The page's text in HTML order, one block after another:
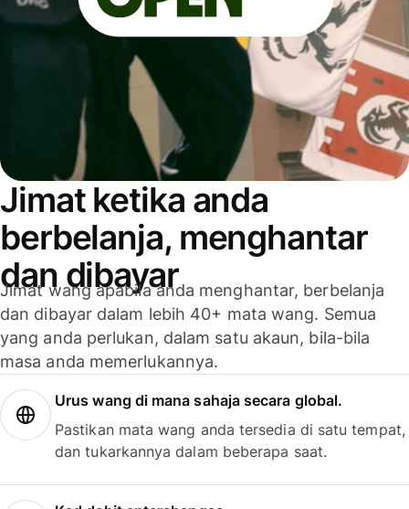
Jimat ketika anda
berbelanja, menghantar
dan dibayar
Jimat wang apabila anda menghantar, berbelanja
dan dibayar dalam lebih 40+ mata wang. Semua
yang anda perlukan, dalam satu akaun, bila-bila
masa anda memerlukannya.
Urus wang di mana sahaja secara global.
Pastikan mata wang anda tersedia di satu tempat,
dan tukarkannya dalam beberapa saat.